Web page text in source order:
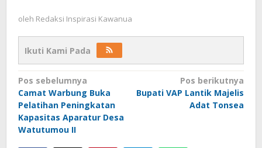
oleh Redaksi Inspirasi Kawanua
Ikuti Kami Pada
Navigasi
pos
Pos sebelumnya
Camat Warbung Buka
Pelatihan Peningkatan
Kapasitas Aparatur Desa
Watutumou II
Pos berikutnya
Bupati VAP Lantik Majelis
Adat Tonsea